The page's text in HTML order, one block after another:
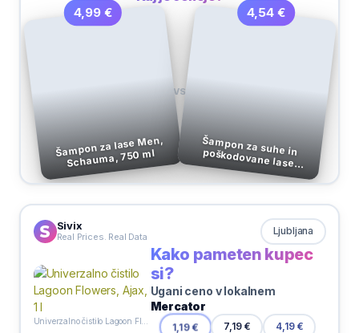
4,99 €
Šampon za lase Men,
Schauma, 750 ml
VS
4,54 €
Šampon za suhe in poškodovane lase Intense Plex, 440 ml
Sivix
Real Prices. Real Data Ljubljana
Kako pameten kupec
si?
Ugani ceno v lokalnem
Mercator
1,19 € 7,19 € 4,19 €